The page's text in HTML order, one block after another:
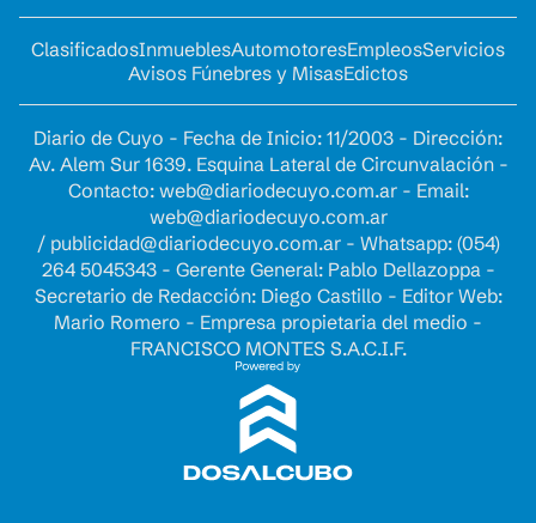
ClasificadosInmueblesAutomotoresEmpleosServicios
Avisos Fúnebres y MisasEdictos
Diario de Cuyo - Fecha de Inicio: 11/2003 - Dirección:
Av. Alem Sur 1639. Esquina Lateral de Circunvalación -
Contacto: web@diariodecuyo.com.ar- Email:
web@diariodecuyo.com.ar
/ publicidad@diariodecuyo.com.ar- Whatsapp: (054)
264 5045343 - Gerente General: Pablo Dellazoppa -
Secretario de Redacción: Diego Castillo - Editor Web:
Mario Romero - Empresa propietaria del medio -
FRANCISCO MONTES S.A.C.I.F.